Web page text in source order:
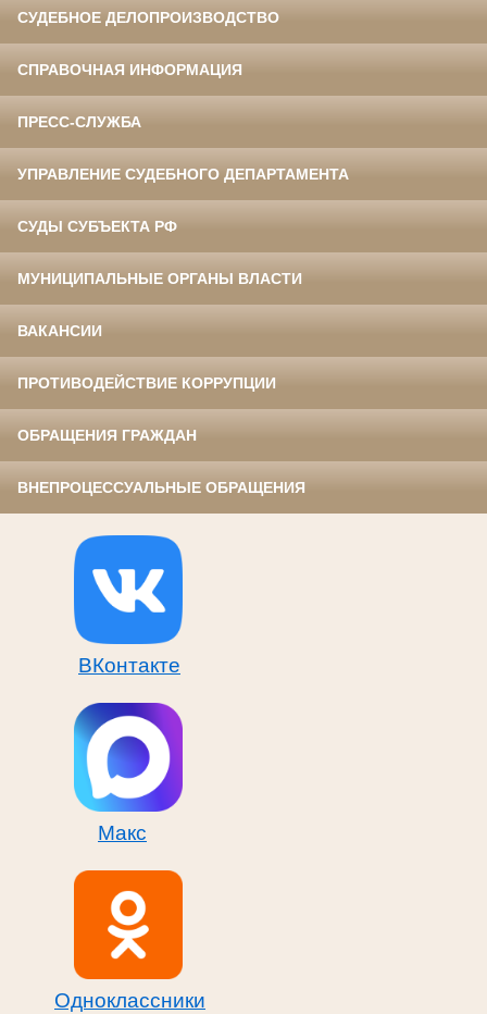
СУДЕБНОЕ ДЕЛОПРОИЗВОДСТВО
СПРАВОЧНАЯ ИНФОРМАЦИЯ
ПРЕСС-СЛУЖБА
УПРАВЛЕНИЕ СУДЕБНОГО ДЕПАРТАМЕНТА
СУДЫ СУБЪЕКТА РФ
МУНИЦИПАЛЬНЫЕ ОРГАНЫ ВЛАСТИ
ВАКАНСИИ
ПРОТИВОДЕЙСТВИЕ КОРРУПЦИИ
ОБРАЩЕНИЯ ГРАЖДАН
ВНЕПРОЦЕССУАЛЬНЫЕ ОБРАЩЕНИЯ
ВКонтакте
Макс
Одноклассники